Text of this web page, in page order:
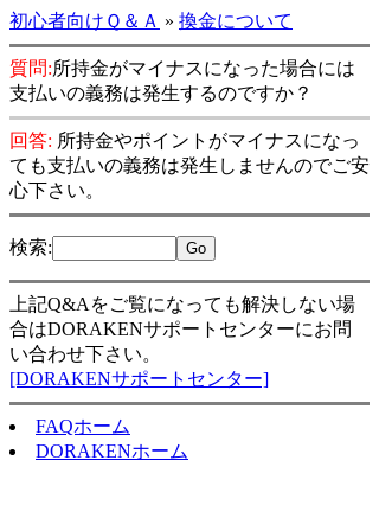
初心者向けＱ＆Ａ » 換金について
質問:所持金がマイナスになった場合には
支払いの義務は発生するのですか？
回答: 所持金やポイントがマイナスになっ
ても支払いの義務は発生しませんのでご安
心下さい。
検索:
上記Q&Aをご覧になっても解決しない場
合はDORAKENサポートセンターにお問
い合わせ下さい。
[DORAKENサポートセンター]
FAQホーム
DORAKENホーム